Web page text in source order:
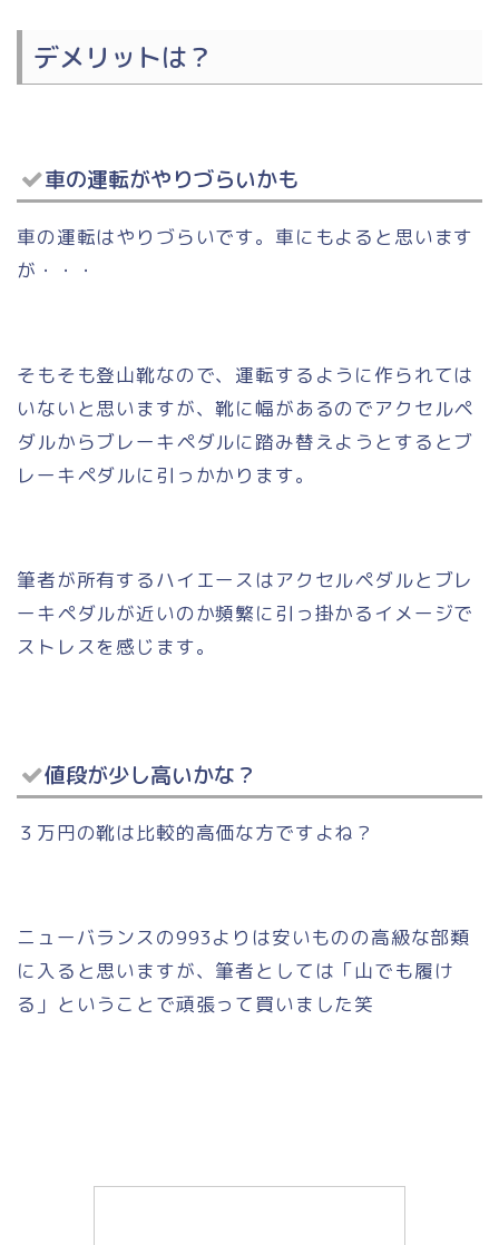
デメリットは？
車の運転がやりづらいかも
車の運転はやりづらいです。車にもよると思います
が・・・
そもそも登山靴なので、運転するように作られては
いないと思いますが、靴に幅があるのでアクセルペ
ダルからブレーキペダルに踏み替えようとするとブ
レーキペダルに引っかかります。
筆者が所有するハイエースはアクセルペダルとブレ
ーキペダルが近いのか頻繁に引っ掛かるイメージで
ストレスを感じます。
値段が少し高いかな？
３万円の靴は比較的高価な方ですよね？
ニューバランスの993よりは安いものの高級な部類
に入ると思いますが、筆者としては「山でも履け
る」ということで頑張って買いました笑